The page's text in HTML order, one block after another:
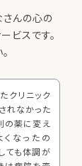
んの心の
ビスです。
クリニック
れなかった
の薬に変え
くなったの
ても体調が